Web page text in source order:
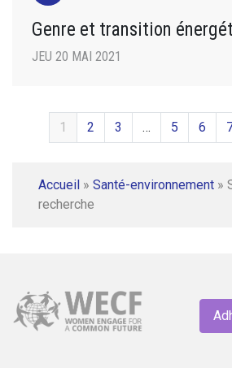
Genre et transition
JEU 20 MAI 2021
1 2 3 … 5 6
Accueil » Santé-environnement »
recherche